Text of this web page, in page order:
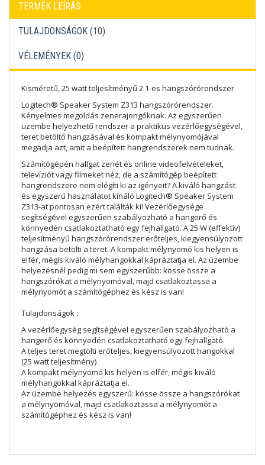
TERMÉK LEÍRÁS
TULAJDONSÁGOK (10)
VÉLEMÉNYEK (0)
Kisméretű, 25 watt teljesítményű 2.1-es hangszórórendszer
Logitech® Speaker System Z313 hangszórórendszer.
Kényelmes megoldás zenerajongóknak. Az egyszerűen
üzembe helyezhető rendszer a praktikus vezérlőegységével,
teret betöltő hangzásával és kompakt mélynyomójával
megadja azt, amit a beépített hangrendszerek nem tudnak.
Számítógépén hallgat zenét és online videofelvételeket,
televíziót vagy filmeket néz, de a számítógép beépített
hangrendszere nem elégíti ki az igényeit? A kiváló hangzást
és egyszerű használatot kínáló Logitech® Speaker System
Z313-at pontosan ezért találták ki! Vezérlőegysége
segítségével egyszerűen szabályozható a hangerő és
könnyedén csatlakoztatható egy fejhallgató. A 25 W (effektív)
teljesítményű hangszórórendszer erőteljes, kiegyensúlyozott
hangzása betölti a teret. A kompakt mélynyomó kis helyen is
elfér, mégis kiváló mélyhangokkal kápráztatja el. Az üzembe
helyezésnél pedig mi sem egyszerűbb: kösse össze a
hangszórókat a mélynyomóval, majd csatlakoztassa a
mélynyomót a számítógéphez és kész is van!
Tulajdonságok :
A vezérlőegység segítségével egyszerűen szabályozható a
hangerő és könnyedén csatlakoztatható egy fejhallgató.
A teljes teret megtölti erőteljes, kiegyensúlyozott hangokkal
(25 watt teljesítmény)
A kompakt mélynyomó kis helyen is elfér, mégis kiváló
mélyhangokkal kápráztatja el.
Az üzembe helyezés egyszerű: kösse össze a hangszórókat
a mélynyomóval, majd csatlakoztassa a mélynyomót a
számítógéphez és kész is van!